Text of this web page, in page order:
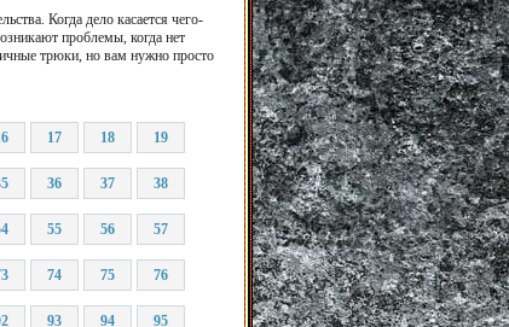
Когда дело касается чего-
проблемы, когда нет
трюки, но вам нужно просто
17 18 19
36 37 38
55 56 57
74 75 76
93 94 95